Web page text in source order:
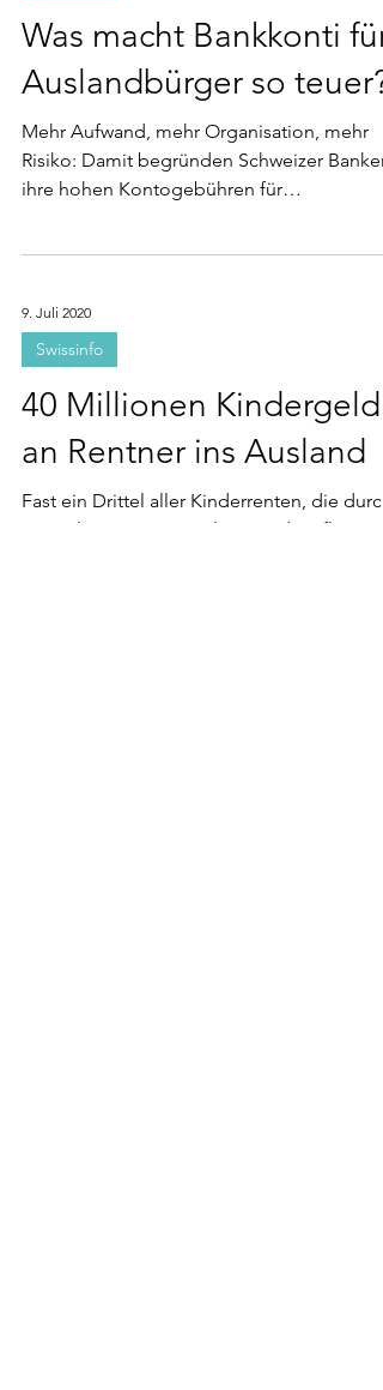
Was macht Bankkonti für
Auslandbürger so teuer?
Mehr Aufwand, mehr Organisation, mehr
Risiko: Damit begründen Schweizer Banken
ihre hohen Kontogebühren für
9. Juli 2020
Swissinfo
40 Millionen Kindergeld
an Rentner ins Ausland
Fast ein Drittel aller Kinderrenten, die durch
eine Altersrente ausgelöst werden, fliesst